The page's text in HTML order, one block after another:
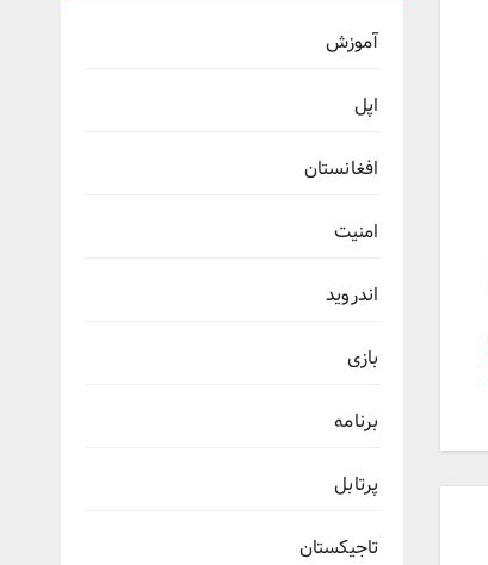
آموزش
اپل
افغانستان
امنیت
اندروید
بازی
برنامه
پرتابل
تاجیکستان